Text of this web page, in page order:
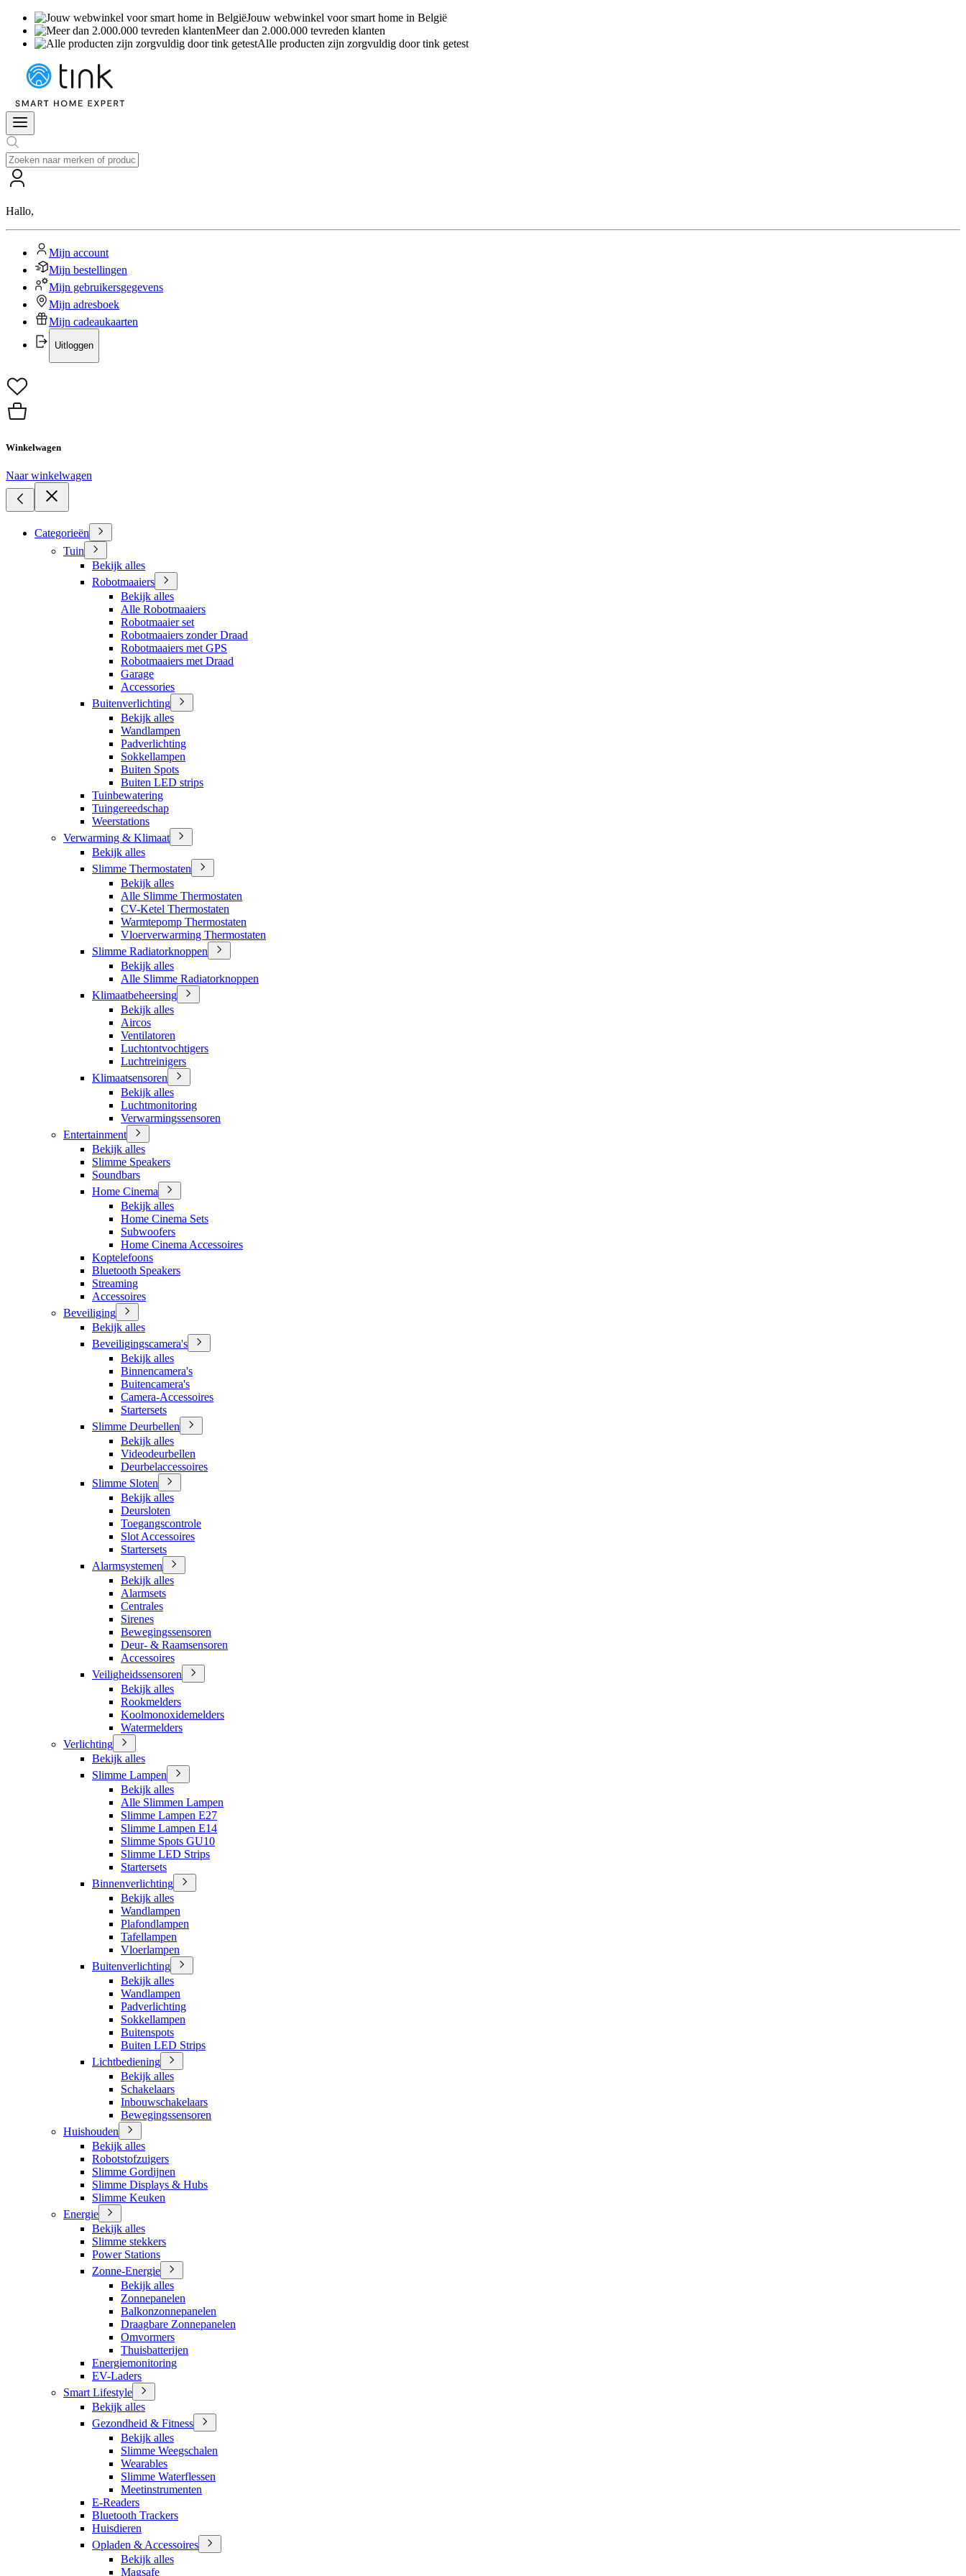
Jouw webwinkel voor smart home in België
Meer dan 2.000.000 tevreden klanten
Alle producten zijn zorgvuldig door tink getest
Hallo,
Mijn account
Mijn bestellingen
Mijn gebruikersgegevens
Mijn adresboek
Mijn cadeaukaarten
Uitloggen
Winkelwagen
Naar winkelwagen
Categorieën
Tuin
Bekijk alles
Robotmaaiers
Bekijk alles
Alle Robotmaaiers
Robotmaaier set
Robotmaaiers zonder Draad
Robotmaaiers met GPS
Robotmaaiers met Draad
Garage
Accessories
Buitenverlichting
Bekijk alles
Wandlampen
Padverlichting
Sokkellampen
Buiten Spots
Buiten LED strips
Tuinbewatering
Tuingereedschap
Weerstations
Verwarming & Klimaat
Bekijk alles
Slimme Thermostaten
Bekijk alles
Alle Slimme Thermostaten
CV-Ketel Thermostaten
Warmtepomp Thermostaten
Vloerverwarming Thermostaten
Slimme Radiatorknoppen
Bekijk alles
Alle Slimme Radiatorknoppen
Klimaatbeheersing
Bekijk alles
Aircos
Ventilatoren
Luchtontvochtigers
Luchtreinigers
Klimaatsensoren
Bekijk alles
Luchtmonitoring
Verwarmingssensoren
Entertainment
Bekijk alles
Slimme Speakers
Soundbars
Home Cinema
Bekijk alles
Home Cinema Sets
Subwoofers
Home Cinema Accessoires
Koptelefoons
Bluetooth Speakers
Streaming
Accessoires
Beveiliging
Bekijk alles
Beveiligingscamera's
Bekijk alles
Binnencamera's
Buitencamera's
Camera-Accessoires
Startersets
Slimme Deurbellen
Bekijk alles
Videodeurbellen
Deurbelaccessoires
Slimme Sloten
Bekijk alles
Deursloten
Toegangscontrole
Slot Accessoires
Startersets
Alarmsystemen
Bekijk alles
Alarmsets
Centrales
Sirenes
Bewegingssensoren
Deur- & Raamsensoren
Accessoires
Veiligheidssensoren
Bekijk alles
Rookmelders
Koolmonoxidemelders
Watermelders
Verlichting
Bekijk alles
Slimme Lampen
Bekijk alles
Alle Slimmen Lampen
Slimme Lampen E27
Slimme Lampen E14
Slimme Spots GU10
Slimme LED Strips
Startersets
Binnenverlichting
Bekijk alles
Wandlampen
Plafondlampen
Tafellampen
Vloerlampen
Buitenverlichting
Bekijk alles
Wandlampen
Padverlichting
Sokkellampen
Buitenspots
Buiten LED Strips
Lichtbediening
Bekijk alles
Schakelaars
Inbouwschakelaars
Bewegingssensoren
Huishouden
Bekijk alles
Robotstofzuigers
Slimme Gordijnen
Slimme Displays & Hubs
Slimme Keuken
Energie
Bekijk alles
Slimme stekkers
Power Stations
Zonne-Energie
Bekijk alles
Zonnepanelen
Balkonzonnepanelen
Draagbare Zonnepanelen
Omvormers
Thuisbatterijen
Energiemonitoring
EV-Laders
Smart Lifestyle
Bekijk alles
Gezondheid & Fitness
Bekijk alles
Slimme Weegschalen
Wearables
Slimme Waterflessen
Meetinstrumenten
E-Readers
Bluetooth Trackers
Huisdieren
Opladen & Accessoires
Bekijk alles
Magsafe